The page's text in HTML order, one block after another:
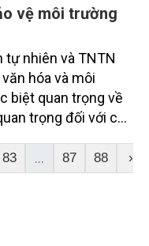
vệ môi trường
tự nhiên và TNTN
hóa và môi
biệt quan trọng về
trọng đối với các
bao đời nay. Tuy
Nam hiện nay
KT-XH đất nước,
quan đến an ninh
83 ... 87 88 ›